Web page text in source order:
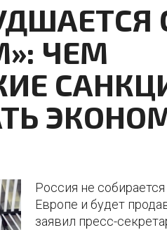
ЧЕМ
Россия не
Европе и будет
заявил пресс-